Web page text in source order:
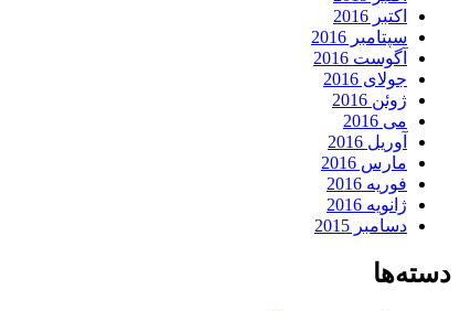
اکتبر 2016
سپتامبر 2016
آگوست 2016
جولای 2016
ژوئن 2016
می 2016
آوریل 2016
مارس 2016
فوریه 2016
ژانویه 2016
دسامبر 2015
دسته‌ها